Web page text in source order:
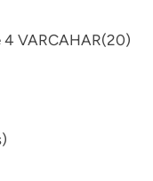
4 VARCAHAR(20)